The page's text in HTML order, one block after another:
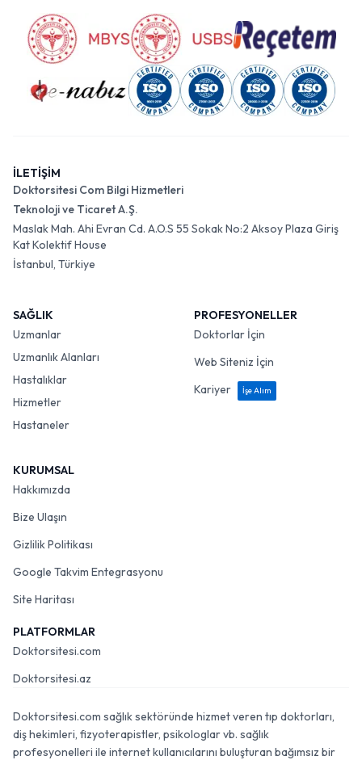
İLETİŞİM
Doktorsitesi Com Bilgi Hizmetleri
Teknoloji ve Ticaret A.Ş.
Maslak Mah. Ahi Evran Cd. A.O.S 55 Sokak No:2 Aksoy Plaza Giriş
Kat Kolektif House
İstanbul, Türkiye
SAĞLIK
Uzmanlar
Uzmanlık Alanları
Hastalıklar
Hizmetler
Hastaneler
PROFESYONELLER
Doktorlar İçin
Web Siteniz İçin
Kariyer
İşe Alım
KURUMSAL
Hakkımızda
Bize Ulaşın
Gizlilik Politikası
Google Takvim Entegrasyonu
Site Haritası
PLATFORMLAR
Doktorsitesi.com
Doktorsitesi.az
Doktorsitesi.com sağlık sektöründe hizmet veren tıp doktorları,
diş hekimleri, fizyoterapistler, psikologlar vb. sağlık
profesyonelleri ile internet kullanıcılarını buluşturan bağımsız bir